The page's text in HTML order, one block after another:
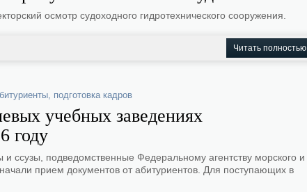
осмотр судоходного гидротехнического сооружения.
Читать полностью
, подготовка кадров
учебных заведениях
году
ссузы, подведомственные Федеральному агентству морского и
прием документов от абитуриентов. Для поступающих в